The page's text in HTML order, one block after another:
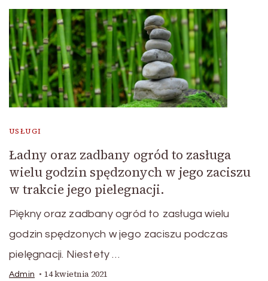
USŁUGI
Ładny oraz zadbany ogród to zasługa
wielu godzin spędzonych w jego zaciszu
w trakcie jego pielegnacji.
Piękny oraz zadbany ogród to zasługa wielu
godzin spędzonych w jego zaciszu podczas
pielęgnacji. Niestety …
Admin 14 kwietnia 2021